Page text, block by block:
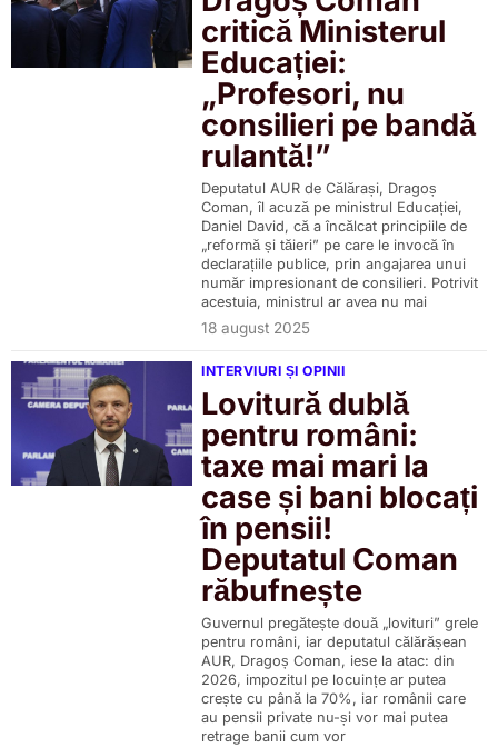
critică Ministerul
Educației:
„Profesori, nu
consilieri pe bandă
rulantă!”
Deputatul AUR de Călărași, Dragoș
Coman, îl acuză pe ministrul Educației,
Daniel David, că a încălcat principiile de
„reformă și tăieri” pe care le invocă în
declarațiile publice, prin angajarea unui
număr impresionant de consilieri. Potrivit
acestuia, ministrul ar avea nu mai
18 august 2025
INTERVIURI ȘI OPINII
Lovitură dublă
pentru români:
taxe mai mari la
case și bani blocați
în pensii!
Deputatul Coman
răbufnește
Guvernul pregătește două „lovituri” grele
pentru români, iar deputatul călărășean
AUR, Dragoș Coman, iese la atac: din
2026, impozitul pe locuințe ar putea
crește cu până la 70%, iar românii care
au pensii private nu-și vor mai putea
retrage banii cum vor